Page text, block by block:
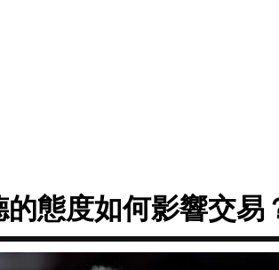
態度如何影響交易